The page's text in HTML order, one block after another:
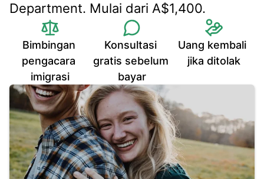
Department. Mulai dari A$1,400.
Bimbingan
pengacara
imigrasi
Konsultasi
gratis sebelum
bayar
Uang kembali
jika ditolak